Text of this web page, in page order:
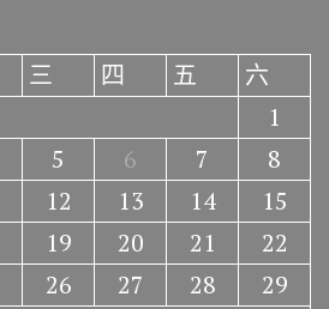
三 四 五
六
1
5 6 7
8
12 13 14
15
19 20 21
22
26 27 28
29